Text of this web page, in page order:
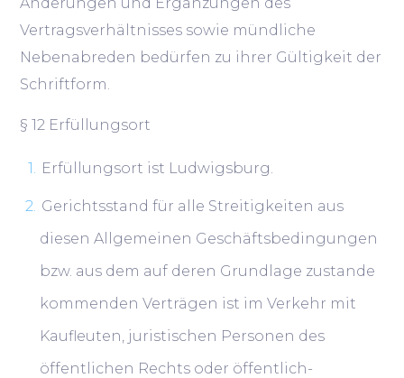
Vertragsverhältnisses sowie mündliche
Nebenabreden bedürfen zu ihrer Gültigkeit der
Schriftform.
§ 12 Erfüllungsort
Erfüllungsort ist Ludwigsburg.
Gerichtsstand für alle Streitigkeiten aus
diesen Allgemeinen Geschäftsbedingungen
bzw. aus dem auf deren Grundlage zustande
kommenden Verträgen ist im Verkehr mit
Kaufleuten, juristischen Personen des
öffentlichen Rechts oder öffentlich-